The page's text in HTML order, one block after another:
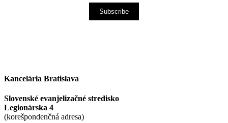
Subscribe
Kancelária Bratislava
Slovenské evanjelizačné stredisko
Legionárska 4
(korešpondenčná adresa)